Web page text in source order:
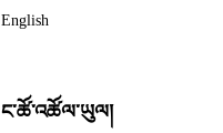
English
ང་ཚོ་འཚོལ་ཡུལ།